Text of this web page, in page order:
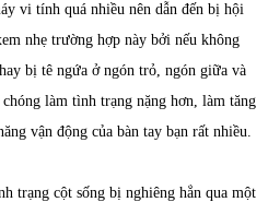
vi tính quá nhiều nên dẫn đến bị hội
nhẹ trường hợp này bởi nếu không
bị tê ngứa ở ngón trỏ, ngón giữa và
làm tình trạng nặng hơn, làm tăng
vận động của bàn tay bạn rất nhiều.
trạng cột sống bị nghiêng hẳn qua một